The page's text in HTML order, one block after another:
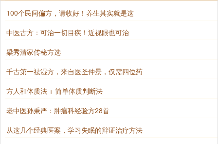
知道她的身分，先母还隔着凤冠霞披和她微微颔首为
礼。王小姐则一直像和新娘斗盛似的。
那天喜酒过后时间已晚，就留王小姐住在先祖母房
中。夜里王小姐嚷着胸口疼，吃什么药都没效，连夜派
软轿送她回王府去。
我们家宅第很大。有好几辕门。第二天，天刚亮，东
辕门进来外婆家给新娘子送莲子茶，西辕门进来的却是
王家送报丧条子，说王小姐死了。
叁朝那天，新娘子坐在床前梳头，忽看见王小姐打外
100个民间偏方，请收好！养生其实就是这
中医古方：可治一切目疾！近视眼也可治
梁秀清家传秘方选
千古第一祛湿方，来自医圣仲景，仅需四位药
方人和体质法 + 简单体质判断法
老中医孙秉严：肿瘤科经验方28首
从这几个经典医案，学习失眠的辩证治疗方法